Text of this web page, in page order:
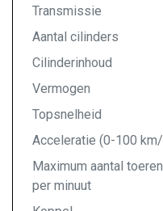
Transmissie
Aantal cilinders
Cilinderinhoud
Vermogen
Topsnelheid
Acceleratie (0-100
Maximum aantal toeren
per minuut